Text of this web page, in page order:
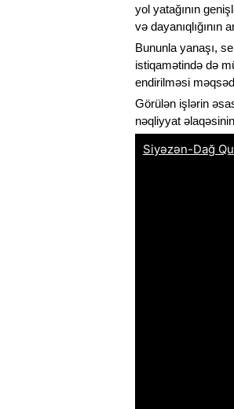
yol yatağının
və dayanıqlığının
Bununla yanaşı,
istiqamətində də
endirilməsi
Görülən işlərin
nəqliyyat